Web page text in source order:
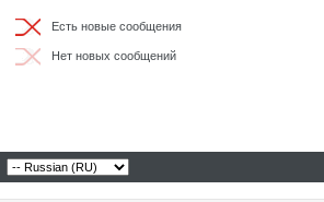
Есть новые сообщения
Нет новых сообщений